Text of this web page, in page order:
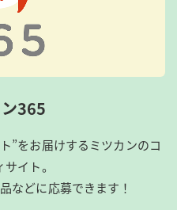
365
”をお届けするミツカンのコ
イト。
などに応募できます！